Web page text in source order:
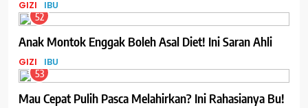
GIZI IBU
52
Anak Montok Enggak Boleh Asal Diet! Ini Saran Ahli
GIZI IBU
53
Mau Cepat Pulih Pasca Melahirkan? Ini Rahasianya Bu!